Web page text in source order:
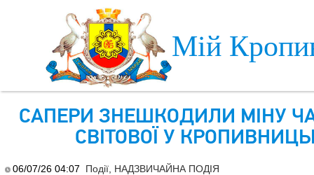
Мій
САПЕРИ ЗНЕШКОДИЛИ МІНУ
СВІТОВОЇ У
06/07/26 04:07 Події НАДЗВИЧАЙНА ПОДІЯ